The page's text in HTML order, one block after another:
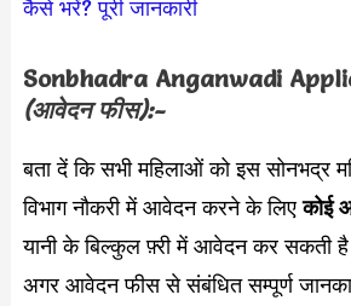
कैसे भरें? पूरी जानकारी
Sonbhadra Anganwadi
(आवेदन फीस):-
बता दें कि सभी महिलाओं को इस सोनभद्र
विभाग नौकरी में आवेदन करने के लिएकोई
यानी के बिल्कुल फ़्री में आवेदन कर सकती
अगर आवेदन फीस से संबंधित सम्पूर्ण